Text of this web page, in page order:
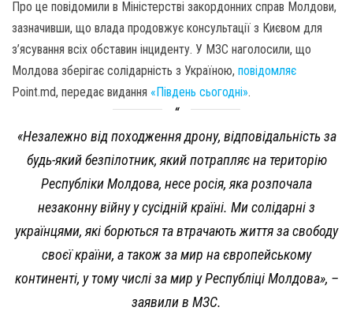
Про це повідомили в Міністерстві закордонних справ Молдови,
зазначивши, що влада продовжує консультації з Києвом для
з’ясування всіх обставин інциденту. У МЗС наголосили, що
Молдова зберігає солідарність з Україною, повідомляє
Point.md, передає видання «Південь сьогодні».
«Незалежно від походження дрону, відповідальність за
будь-який безпілотник, який потрапляє на територію
Республіки Молдова, несе росія, яка розпочала
незаконну війну у сусідній країні. Ми солідарні з
українцями, які борються та втрачають життя за свободу
своєї країни, а також за мир на європейському
континенті, у тому числі за мир у Республіці Молдова», –
заявили в МЗС.